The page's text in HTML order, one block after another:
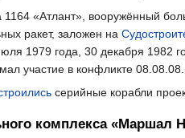
1164 «Атлант», вооружённый
ракет, заложен на
1979 года, 30 декабря 1982
участие в конфликте 08.08.08.
серийные корабли
комплекса «Маршал